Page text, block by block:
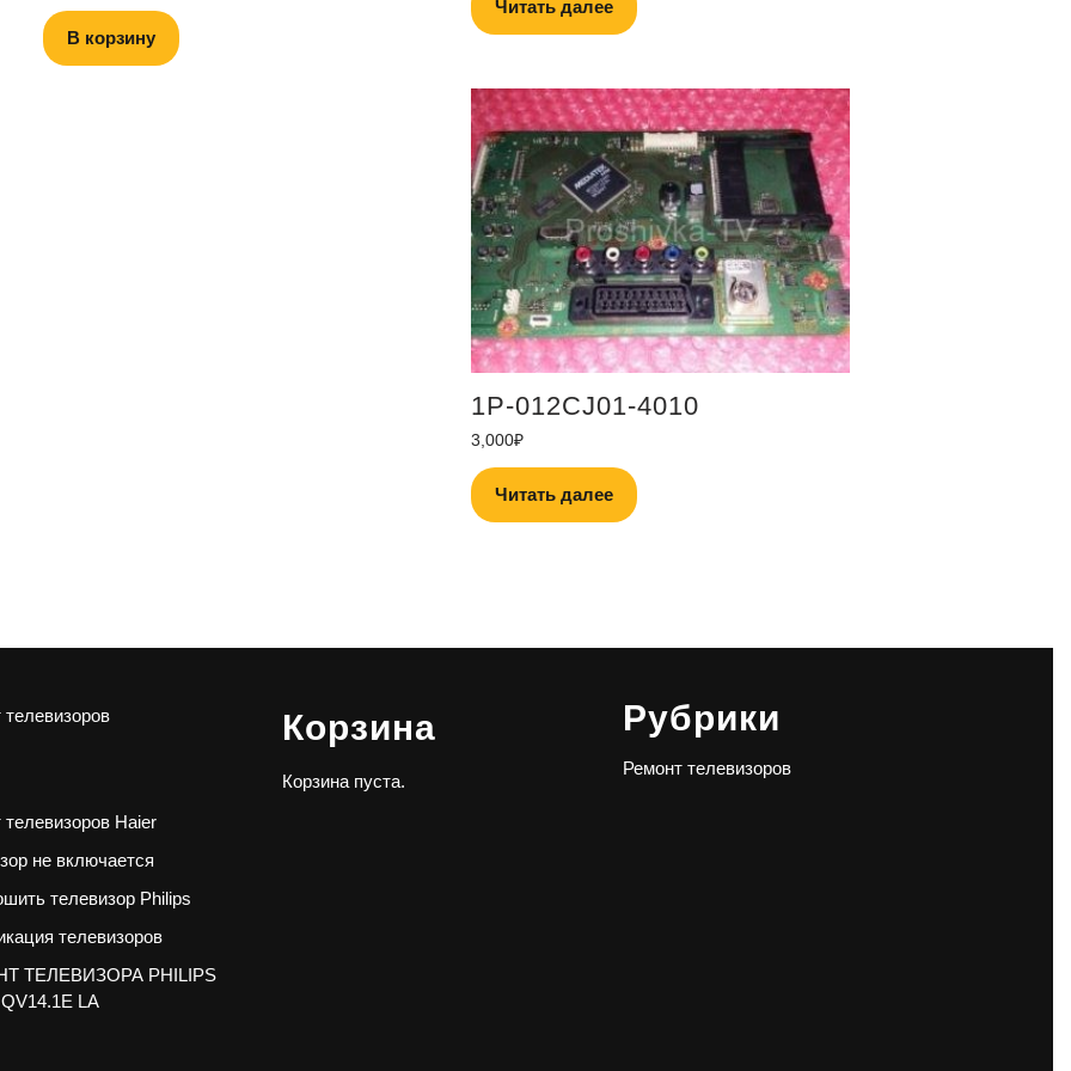
В корзину
Читать далее
1P-012CJ01-4010
3,000₽
Читать далее
телевизоров
телевизоров Haier
не включается
телевизор Philips
телевизоров
ТЕЛЕВИЗОРА PHILIPS
LA
Корзина
Корзина пуста.
Рубрики
Ремонт телевизоров